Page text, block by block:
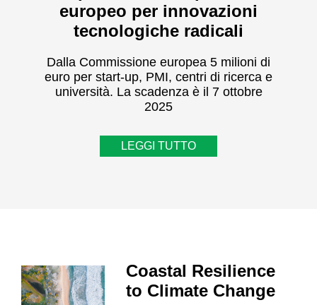
europeo per innovazioni
tecnologiche radicali
Dalla Commissione europea 5 milioni di
euro per start-up, PMI, centri di ricerca e
università. La scadenza è il 7 ottobre
2025
LEGGI TUTTO
Coastal Resilience
to Climate Change